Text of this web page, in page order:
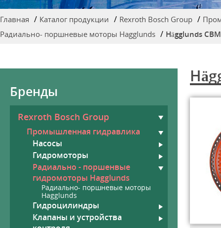
Главная Каталог продукции Rexroth Bosch Group
Радиально- поршневые моторы Hagglunds
Hägglunds CBM
Бренды
Rexroth Bosch Group
Промышленная гидравлика
Насосы
Гидромоторы
Радиально - поршенвые
гидромоторы Hagglunds
Радиально- поршневые моторы
Hagglunds
Гидроцилиндры
Клапаны и устройства